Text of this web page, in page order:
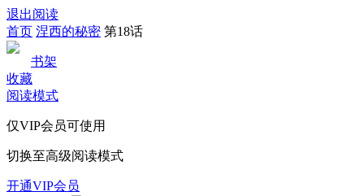
退出阅读
首页 涅西的秘密 第18话
书架
收藏
阅读模式
仅VIP会员可使用
切换至高级阅读模式
开通VIP会员